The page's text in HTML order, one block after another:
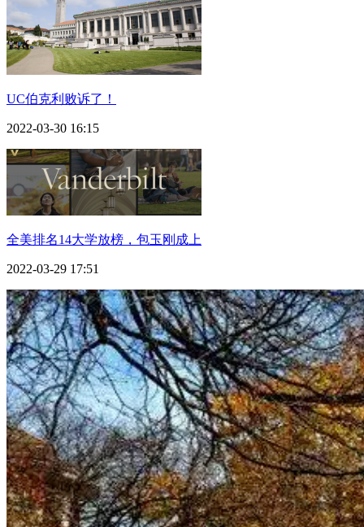
UC伯克利败诉了！
2022-03-30 16:15
全美排名14大学放榜，包玉刚成上
2022-03-29 17:51